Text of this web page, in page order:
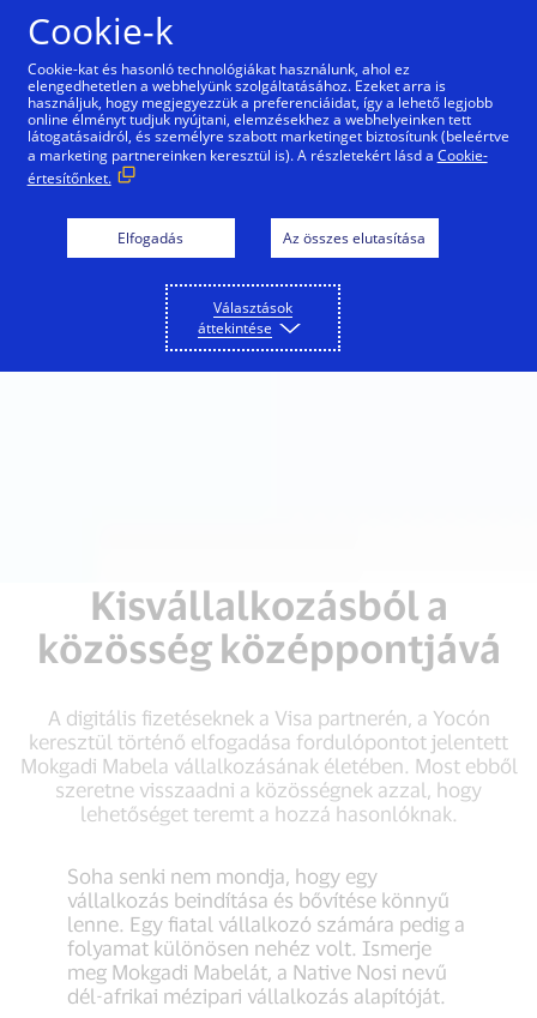
Kisvállalkozásból a
közösség középpontjává
A digitális fizetéseknek a Visa partnerén, a Yocón
keresztül történő elfogadása fordulópontot jelentett
Mokgadi Mabela vállalkozásának életében. Most ebből
szeretne visszaadni a közösségnek azzal, hogy
lehetőséget teremt a hozzá hasonlóknak.
Soha senki nem mondja, hogy egy
vállalkozás beindítása és bővítése könnyű
lenne. Egy fiatal vállalkozó számára pedig a
folyamat különösen nehéz volt. Ismerje
meg Mokgadi Mabelát, a Native Nosi nevű
dél-afrikai mézipari vállalkozás alapítóját.
Cookie-k
Cookie-kat és hasonló technológiákat használunk, ahol ez
elengedhetetlen a webhelyünk szolgáltatásához. Ezeket arra is
használjuk, hogy megjegyezzük a preferenciáidat, így a lehető legjobb
online élményt tudjuk nyújtani, elemzésekhez a webhelyeinken tett
látogatásaidról, és személyre szabott marketinget biztosítunk (beleértve
a marketing partnereinken keresztül is). A részletekért lásd a Cookie-
értesítőnket.
Elfogadás Az összes elutasítása
Választások
áttekintése